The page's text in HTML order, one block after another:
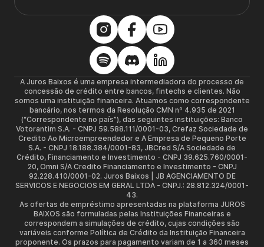
A Juros Baixos é uma empresa intermediadora do processo de
concessão de crédito entre bancos, fintechs e clientes. Não
somos uma instituição financeira. Atuamos como correspondente
bancário, nos termos da Resolução CMN nº 4.935 de 2021
(“Correspondente no país”), das seguintes instituições: Banco
Votorantim S.A. - CNPJ 59.588.111/0001-03, Crefaz Sociedade de
Credito Ao Microempreendedor e A Empresa de Pequeno Porte
S.A. - CNPJ 18.188.384/0001-83, JBCred S/A Sociedade de
Crédito, Financiamento e Investimento - CNPJ 39.625.760/0001-
20, Omni S/A Credito Financiamento e Investimento - CNPJ
92.228.410/0001-02. Juros Baixos | JB AGENCIAMENTO DE
SERVICOS E NEGOCIOS EM GERAL LTDA - CNPJ.: 28.812.324/0001-
43.
As ofertas de empréstimo apresentadas na plataforma JUROS
BAIXOS são formuladas pelas Instituições Financeiras e
correspondem a simulações de crédito, cujas condições são
variáveis conforme Política de Crédito da Instituição Financeira
proponente. Os prazos para pagamento variam de 1 a 360 meses